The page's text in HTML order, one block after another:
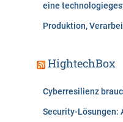
eine
Produktion,
HightechBox
Cyberresilienz
Security-Lösungen: